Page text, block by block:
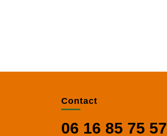
Contact
06 16 85 75 57